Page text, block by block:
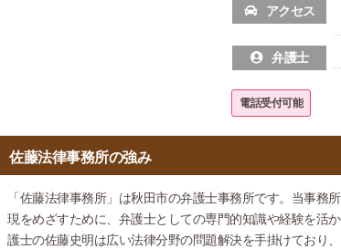
アクセス
弁護士
電話受付可能
佐藤法律事務所の強み
「佐藤法律事務所」は秋田市の弁護士事務所です。当事
現をめざすために、弁護士としての専門的知識や経験を活
護士の佐藤史明は広い法律分野の問題解決を手掛けており